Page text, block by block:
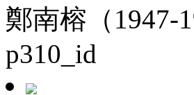
鄭南榕（1947-
p310_id